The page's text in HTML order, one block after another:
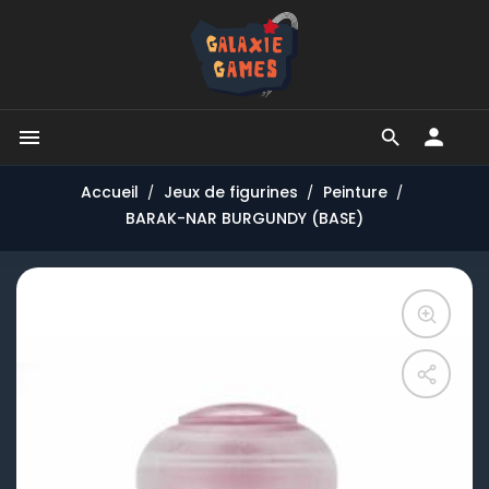


Accueil Jeux de figurines
Peinture
BARAK-NAR BURGUNDY (BASE)